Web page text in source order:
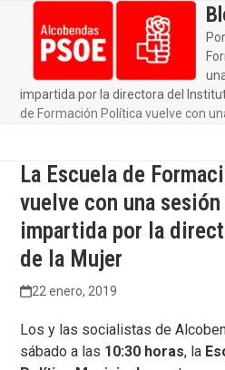
contentmobile
menu
mobile
menu
impartida por la directora del
de Formación Política vuelve con
La Escuela de
vuelve con una
impartida por la
de la Mujer
22 enero, 2019
Los y las socialistas de
sábado a las 10:30 horas, la